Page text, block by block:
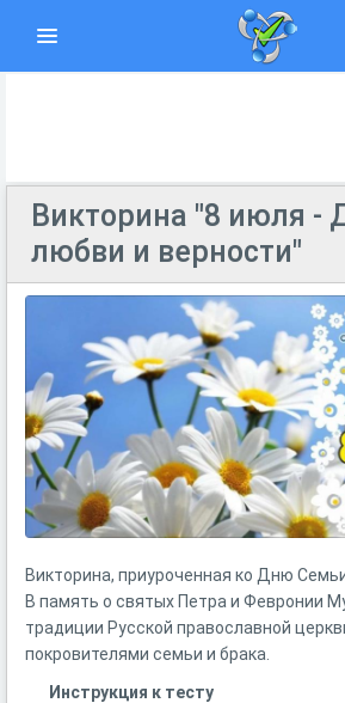
Викторина "8 июля -
любви и верности"
Викторина, приуроченная ко Дню
В память о святых Петра и Февронии
традиции Русской православной
покровителями семьи и брака.
Инструкция к тесту